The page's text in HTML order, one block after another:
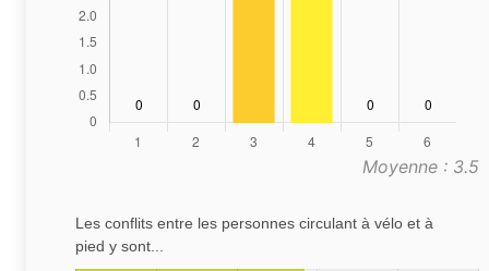
Moyenne : 3.5
Les conflits entre les personnes circulant à vélo et à
pied y sont...